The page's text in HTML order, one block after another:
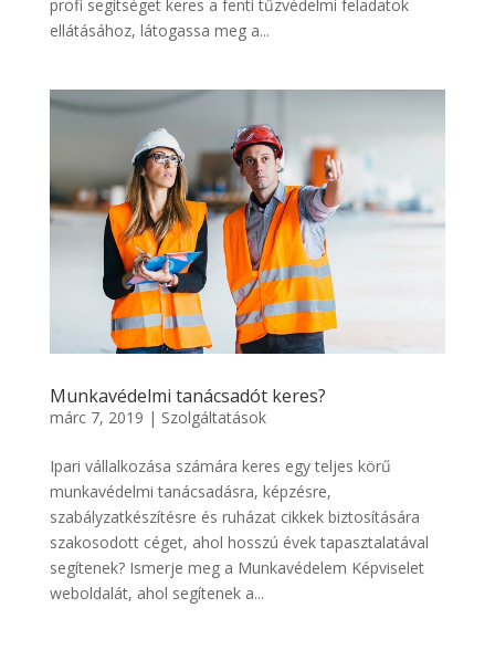
profi segítséget keres a fenti tűzvédelmi feladatok
ellátásához, látogassa meg a...
Munkavédelmi tanácsadót keres?
márc 7, 2019 | Szolgáltatások
Ipari vállalkozása számára keres egy teljes körű
munkavédelmi tanácsadásra, képzésre,
szabályzatkészítésre és ruházat cikkek biztosítására
szakosodott céget, ahol hosszú évek tapasztalatával
segítenek? Ismerje meg a Munkavédelem Képviselet
weboldalát, ahol segítenek a...